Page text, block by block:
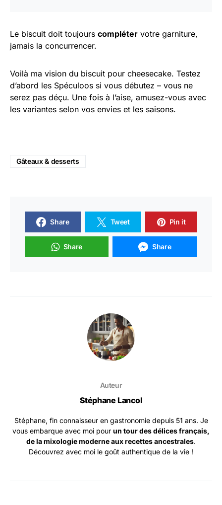
Le biscuit doit toujours compléter votre garniture,
jamais la concurrencer.
Voilà ma vision du biscuit pour cheesecake. Testez
d’abord les Spéculoos si vous débutez – vous ne
serez pas déçu. Une fois à l’aise, amusez-vous avec
les variantes selon vos envies et les saisons.
Gâteaux & desserts
Share Tweet Pin it
Share Share
Auteur
Stéphane Lancol
Stéphane, fin connaisseur en gastronomie depuis 51 ans. Je
vous embarque avec moi pour un tour des délices français,
de la mixologie moderne aux recettes ancestrales.
Découvrez avec moi le goût authentique de la vie !